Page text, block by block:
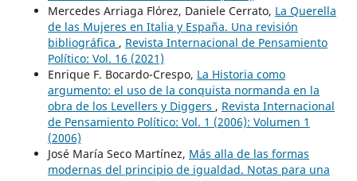
Mercedes Arriaga Flórez, Daniele Cerrato, La Querella
de las Mujeres en Italia y España. Una revisión
bibliográfica , Revista Internacional de Pensamiento
Político: Vol. 16 (2021)
Enrique F. Bocardo-Crespo, La Historia como
argumento: el uso de la conquista normanda en la
obra de los Levellers y Diggers , Revista Internacional
de Pensamiento Político: Vol. 1 (2006): Volumen 1
(2006)
José María Seco Martínez, Más alla de las formas
modernas del principio de igualdad. Notas para una